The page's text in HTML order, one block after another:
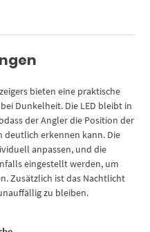
bieten eine praktische
Dunkelheit. Die LED bleibt in
der Angler die Position der
deutlich erkennen kann. Die
anpassen, und die
eingestellt werden, um
Zusätzlich ist das Nachtlicht
zu bleiben.